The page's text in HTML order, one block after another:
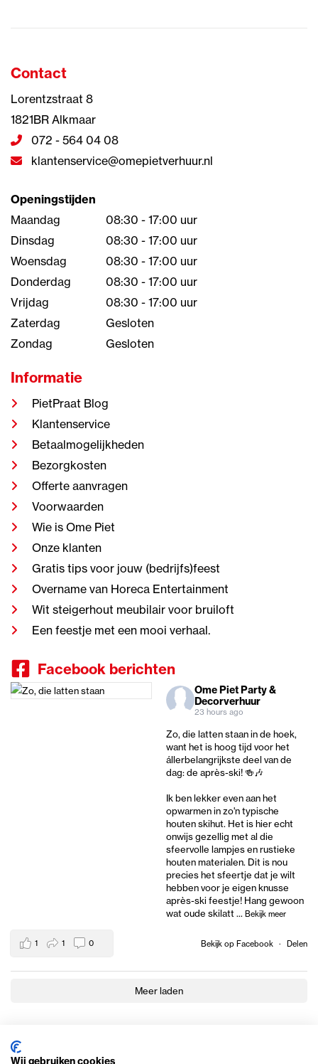
Contact
Lorentzstraat 8
1821BR Alkmaar
072 - 564 04 08
klantenservice@omepietverhuur.nl
Openingstijden
Maandag
08:30 - 17:00 uur
Dinsdag
08:30 - 17:00 uur
Woensdag
08:30 - 17:00 uur
Donderdag
08:30 - 17:00 uur
Vrijdag
08:30 - 17:00 uur
Zaterdag
Gesloten
Zondag
Gesloten
Informatie
PietPraat Blog
Klantenservice
Betaalmogelijkheden
Bezorgkosten
Offerte aanvragen
Voorwaarden
Wie is Ome Piet
Onze klanten
Gratis tips voor jouw (bedrijfs)feest
Overname van Horeca Entertainment
Wit steigerhout meubilair voor bruiloft
Een feestje met een mooi verhaal.
Facebook berichten
Ome Piet Party &
Decorverhuur
23 hours ago
Zo, die latten staan in de hoek,
want het is hoog tijd voor het
állerbelangrijkste deel van de
dag: de après-ski! 🍻🎶
Ik ben lekker even aan het
opwarmen in zo'n typische
houten skihut. Het is hier echt
onwijs gezellig met al die
sfeervolle lampjes en rustieke
houten materialen. Dit is nou
precies het sfeertje dat je wilt
hebben voor je eigen knusse
après-ski feestje! Hang gewoon
wat oude skilatt... Bekijk meer
Bekijk op Facebook · Delen
1 1 0
Meer laden
Wij gebruiken cookies